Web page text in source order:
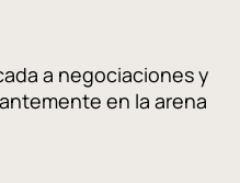
a negociaciones y
en la arena